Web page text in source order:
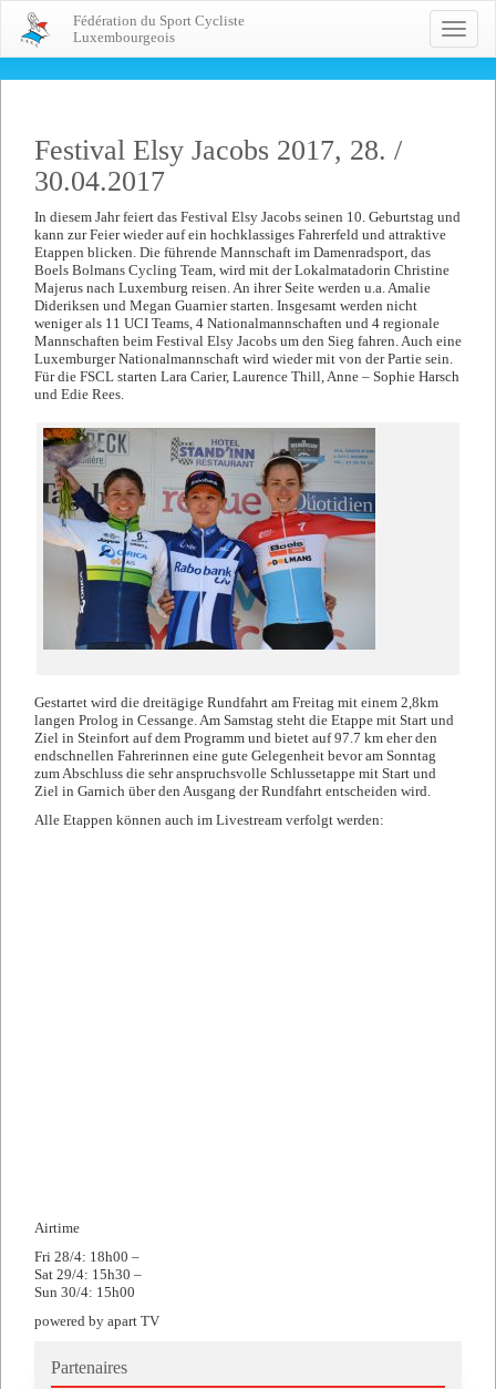
Toggle
Fédération du Sport Cycliste
Luxembourgeois
Festival Elsy Jacobs 2017, 28. /
30.04.2017
In diesem Jahr feiert das Festival Elsy Jacobs seinen 10. Geburtstag und
kann zur Feier wieder auf ein hochklassiges Fahrerfeld und attraktive
Etappen blicken. Die führende Mannschaft im Damenradsport, das
Boels Bolmans Cycling Team, wird mit der Lokalmatadorin Christine
Majerus nach Luxemburg reisen. An ihrer Seite werden u.a. Amalie
Dideriksen und Megan Guarnier starten. Insgesamt werden nicht
weniger als 11 UCI Teams, 4 Nationalmannschaften und 4 regionale
Mannschaften beim Festival Elsy Jacobs um den Sieg fahren. Auch eine
Luxemburger Nationalmannschaft wird wieder mit von der Partie sein.
Für die FSCL starten Lara Carier, Laurence Thill, Anne – Sophie Harsch
und Edie Rees.
Gestartet wird die dreitägige Rundfahrt am Freitag mit einem 2,8km
langen Prolog in Cessange. Am Samstag steht die Etappe mit Start und
Ziel in Steinfort auf dem Programm und bietet auf 97.7 km eher den
endschnellen Fahrerinnen eine gute Gelegenheit bevor am Sonntag
zum Abschluss die sehr anspruchsvolle Schlussetappe mit Start und
Ziel in Garnich über den Ausgang der Rundfahrt entscheiden wird.
Alle Etappen können auch im Livestream verfolgt werden:
Airtime
Fri 28/4: 18h00 –
Sat 29/4: 15h30 –
Sun 30/4: 15h00
powered by apart TV
Partenaires